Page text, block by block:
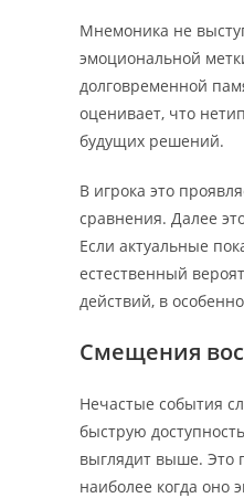
Мнемоника не
эмоциональной
долговременной
оценивает, что
будущих решений.
В игрока это
сравнения. Далее
Если актуальные
естественный
действий, в
Смещения
Нечастые события
быструю
выглядит выше. Это
наиболее когда оно